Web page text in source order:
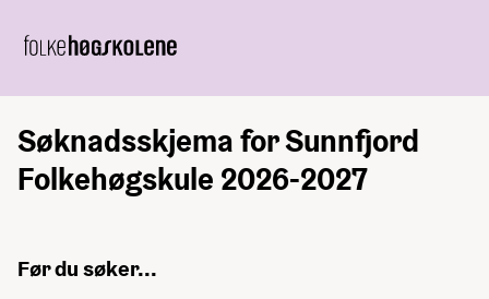
Søknadsskjema for Sunnfjord
Folkehøgskule 2026-2027
Før du søker...